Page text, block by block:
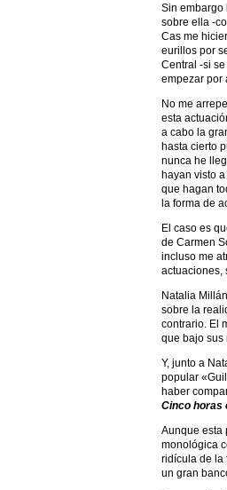
Sin embargo
sobre ella -
Cas me
eurillos por
Central -si
empezar por
No me
esta
a cabo la
hasta cierto
nunca he
hayan visto
que hagan
la forma de
El caso es
de Carmen
incluso me
actuaciones,
Natalia
sobre la
contrario. El
que bajo sus
Y, junto a
popular
haber
Cinco horas
Aunque esta
monológica
ridícula de la
un gran